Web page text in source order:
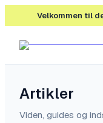
Velkommen til
Artikler
Viden, guides og